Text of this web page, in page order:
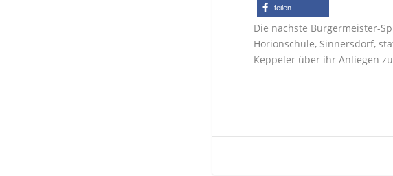
teilen
Die nächste Bürgermeister-
Horionschule, Sinnersdorf,
Keppeler über ihr Anliegen